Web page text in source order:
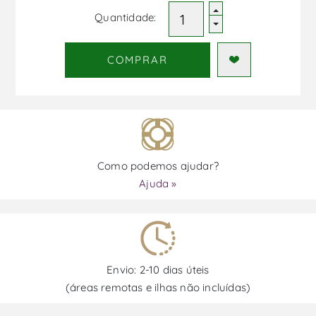
Quantidade:
COMPRAR
Como podemos ajudar?
Ajuda »
Envio: 2-10 dias úteis
(áreas remotas e ilhas não incluídas)